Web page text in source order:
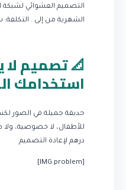
التصميم العشوائي لشبكة
الشهرية من إلى . التكلفة:
📐 تصميم
استخدامك
حديقة جميلة في الصور
للأطفال، لا خصوصية،
درهم لإعادة التصميم